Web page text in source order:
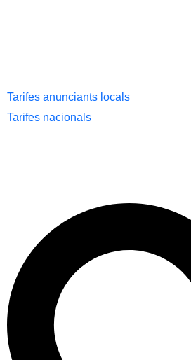
Tarifes anunciants locals
Tarifes nacionals